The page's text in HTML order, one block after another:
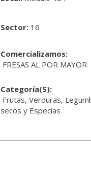
Sector:16
Comercializamos:
FRESAS AL POR MAYOR
Categoría(s):
Frutas, Verduras,
secos y Especias